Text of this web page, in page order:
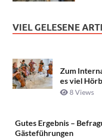
VIEL GELESENE
Zum
es viel
8 Views
Gutes Ergebnis –
Gästeführungen